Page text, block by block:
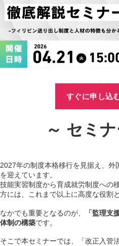
すぐに申し込
～ セミ
2027年の制度本格移行を見据え、外
を迎えています。
技能実習制度から育成就労制度への
方には、これまで以上に高度な役割
なかでも重要となるのが、
「監理支
体制の構築です。
そこで本セミナーでは、「改正入